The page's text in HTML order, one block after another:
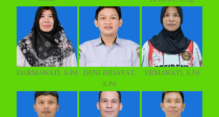
DARMAWATI, S.Pd DENI HIDAYAT,
S.Pd
ERMAWATI, S.Pd